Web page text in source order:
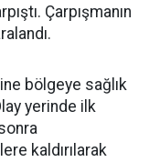
Çarpışmanın
bölgeye sağlık
yerinde ilk
kaldırılarak